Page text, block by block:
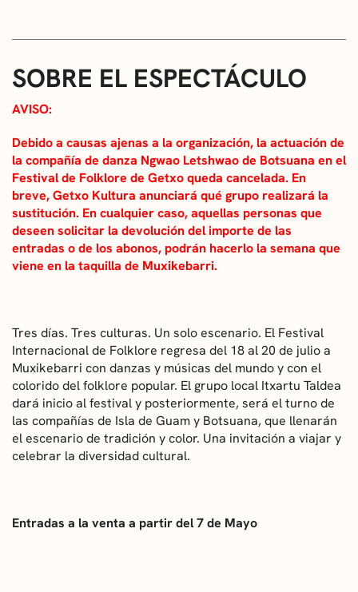
SOBRE EL ESPECTÁCULO
AVISO:
Debido a causas ajenas a la organización, la actuación de
la compañía de danza Ngwao Letshwao de Botsuana en el
Festival de Folklore de Getxo queda cancelada. En
breve, Getxo Kultura anunciará qué grupo realizará la
sustitución. En cualquier caso, aquellas personas que
deseen solicitar la devolución del importe de las
entradas o de los abonos, podrán hacerlo la semana que
viene en la taquilla de Muxikebarri.
Tres días. Tres culturas. Un solo escenario. El Festival
Internacional de Folklore regresa del 18 al 20 de julio a
Muxikebarri con danzas y músicas del mundo y con el
colorido del folklore popular. El grupo local Itxartu Taldea
dará inicio al festival y posteriormente, será el turno de
las compañías de Isla de Guam y Botsuana, que llenarán
el escenario de tradición y color. Una invitación a viajar y
celebrar la diversidad cultural.
Entradas a la venta a partir del 7 de Mayo